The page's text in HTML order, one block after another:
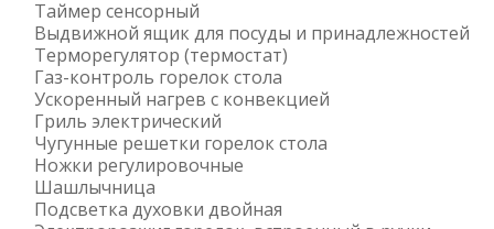
Таймер сенсорный
Выдвижной ящик для посуды и принадлежностей
Терморегулятор (термостат)
Газ-контроль горелок стола
Ускоренный нагрев с конвекцией
Гриль электрический
Чугунные решетки горелок стола
Ножки регулировочные
Шашлычница
Подсветка духовки двойная